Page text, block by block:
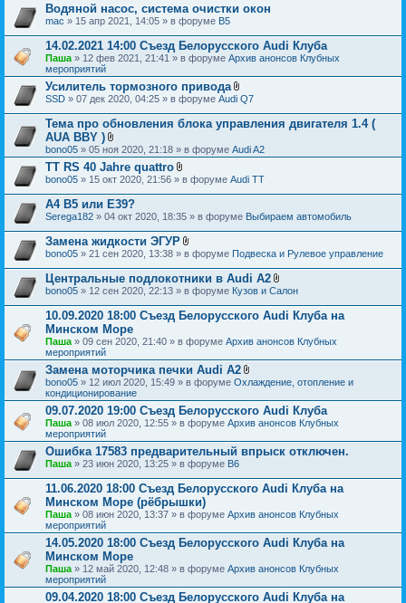
Водяной насос, система очистки окон
mac » 15 апр 2021, 14:05 » в форуме B5
14.02.2021 14:00 Съезд Белорусского Audi Клуба
Паша » 12 фев 2021, 21:41 » в форуме Архив анонсов Клубных
мероприятий
Усилитель тормозного привода
В
л
о
ж
н
и
SSD » 07 дек 2020, 04:25 » в форуме Audi Q7
Тема про обновления блока управления двигателя 1.4 (
AUA BBY )
В
л
о
ж
н
и
я
bono05 » 05 ноя 2020, 21:18 » в форуме Audi A2
TT RS 40 Jahre quattro
В
о
е
н
и
я
bono05 » 15 окт 2020, 21:56 » в форуме Audi TT
A4 B5 или E39?
Serega182 » 04 окт 2020, 18:35 » в форуме Выбираем автомобиль
Замена жидкости ЭГУР
В
о
ж
е
н
и
bono05 » 21 сен 2020, 13:38 » в форуме Подвеска и Рулевое управление
Центральные подлокотники в Audi A2
В
о
ж
н
я
bono05 » 12 сен 2020, 22:13 » в форуме Кузов и Салон
10.09.2020 18:00 Съезд Белорусского Audi Клуба на
Минском Море
Паша » 09 сен 2020, 21:40 » в форуме Архив анонсов Клубных
мероприятий
Замена моторчика печки Audi A2
В
о
ж
е
и
я
bono05 » 12 июл 2020, 15:49 » в форуме Охлаждение, отопление и
кондиционирование
09.07.2020 19:00 Съезд Белорусского Audi Клуба
Паша » 08 июл 2020, 12:55 » в форуме Архив анонсов Клубных
мероприятий
Ошибка 17583 предварительный впрыск отключен.
Паша » 23 июн 2020, 13:25 » в форуме B6
11.06.2020 18:00 Съезд Белорусского Audi Клуба на
Минском Море (рёбрышки)
Паша » 08 июн 2020, 13:37 » в форуме Архив анонсов Клубных
мероприятий
14.05.2020 18:00 Съезд Белорусского Audi Клуба на
Минском Море
Паша » 12 май 2020, 12:48 » в форуме Архив анонсов Клубных
мероприятий
09.04.2020 18:00 Съезд Белорусского Audi Клуба на